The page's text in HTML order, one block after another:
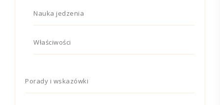
Nauka jedzenia
Właściwości
Porady i wskazówki